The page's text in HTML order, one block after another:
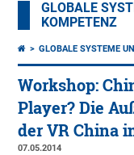
GLOBALE
KOMPETENZ
GLOBALE SYSTEME
Workshop:
Player? Die
der VR China
07.05.2014